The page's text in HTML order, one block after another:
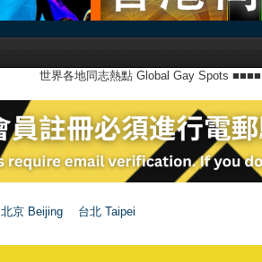
世界各地同志熱點 Global Gay Spots ■■■■
北京 Beijing 台北 Taipei